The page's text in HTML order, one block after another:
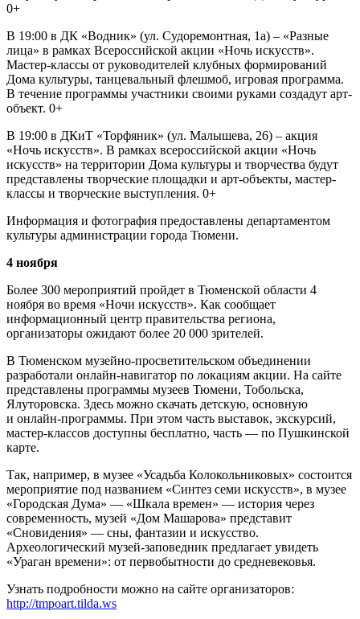
0+
В 19:00 в ДК «Водник» (ул. Судоремонтная, 1а) – «Разные
лица» в рамках Всероссийской акции «Ночь искусств».
Мастер-классы от руководителей клубных формирований
Дома культуры, танцевальный флешмоб, игровая программа.
В течение программы участники своими руками создадут арт-
объект. 0+
В 19:00 в ДКиТ «Торфяник» (ул. Малышева, 26) – акция
«Ночь искусств». В рамках всероссийской акции «Ночь
искусств» на территории Дома культуры и творчества будут
представлены творческие площадки и арт-объекты, мастер-
классы и творческие выступления. 0+
Информация и фотография предоставлены департаментом
культуры администрации города Тюмени.
4 ноября
Более 300 мероприятий пройдет в Тюменской области 4
ноября во время «Ночи искусств». Как сообщает
информационный центр правительства региона,
организаторы ожидают более 20 000 зрителей.
В Тюменском музейно-просветительском объединении
разработали онлайн-навигатор по локациям акции. На сайте
представлены программы музеев Тюмени, Тобольска,
Ялуторовска. Здесь можно скачать детскую, основную
и онлайн-программы. При этом часть выставок, экскурсий,
мастер-классов доступны бесплатно, часть — по Пушкинской
карте.
Так, например, в музее «Усадьба Колокольниковых» состоится
мероприятие под названием «Синтез семи искусств», в музее
«Городская Дума» — «Шкала времен» — история через
современность, музей «Дом Машарова» представит
«Сновидения» — сны, фантазии и искусство.
Археологический музей-заповедник предлагает увидеть
«Ураган времени»: от первобытности до средневековья.
Узнать подробности можно на сайте организаторов:
http://tmpoart.tilda.ws